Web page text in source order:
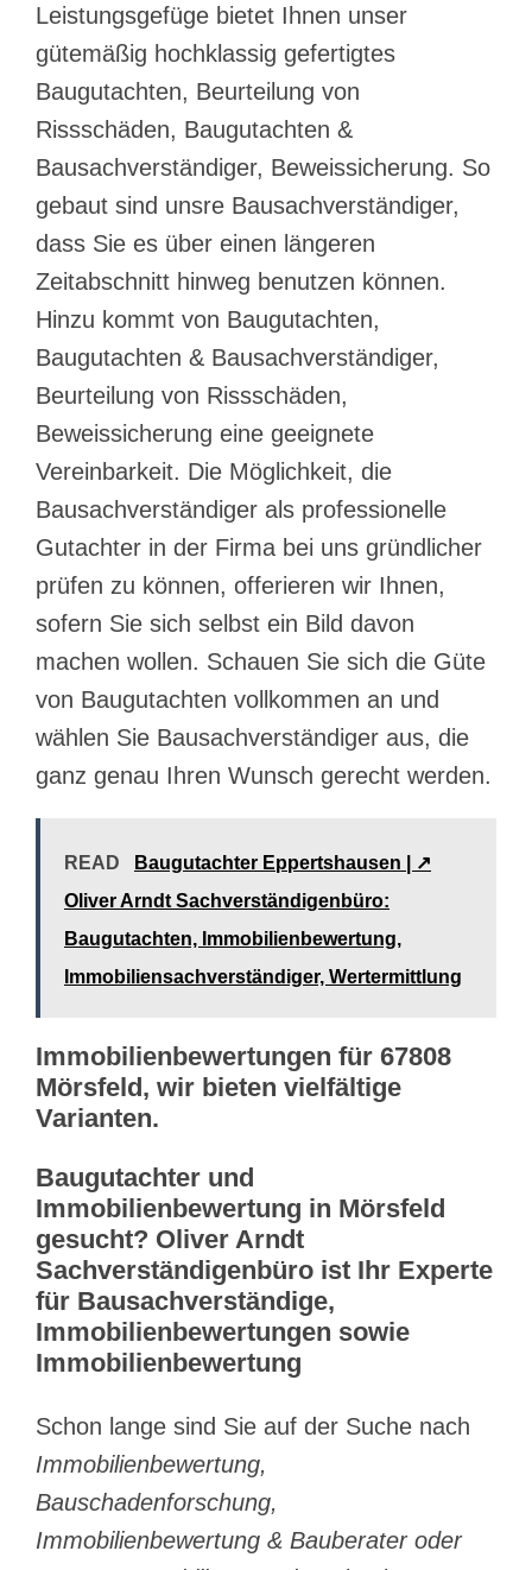
Leistungsgefüge bietet Ihnen unser
gütemäßig hochklassig gefertigtes
Baugutachten, Beurteilung von
Rissschäden, Baugutachten &
Bausachverständiger, Beweissicherung. So
gebaut sind unsre Bausachverständiger,
dass Sie es über einen längeren
Zeitabschnitt hinweg benutzen können.
Hinzu kommt von Baugutachten,
Baugutachten & Bausachverständiger,
Beurteilung von Rissschäden,
Beweissicherung eine geeignete
Vereinbarkeit. Die Möglichkeit, die
Bausachverständiger als professionelle
Gutachter in der Firma bei uns gründlicher
prüfen zu können, offerieren wir Ihnen,
sofern Sie sich selbst ein Bild davon
machen wollen. Schauen Sie sich die Güte
von Baugutachten vollkommen an und
wählen Sie Bausachverständiger aus, die
ganz genau Ihren Wunsch gerecht werden.
READ
Baugutachter Eppertshausen | ↗️
Oliver Arndt Sachverständigenbüro:
Baugutachten, Immobilienbewertung,
Immobiliensachverständiger, Wertermittlung
Immobilienbewertungen für 67808
Mörsfeld, wir bieten vielfältige
Varianten.
Baugutachter und
Immobilienbewertung in Mörsfeld
gesucht? Oliver Arndt
Sachverständigenbüro ist Ihr Experte
für Bausachverständige,
Immobilienbewertungen sowie
Immobilienbewertung
Schon lange sind Sie auf der Suche nach
Immobilienbewertung,
Bauschadenforschung,
Immobilienbewertung & Bauberater oder